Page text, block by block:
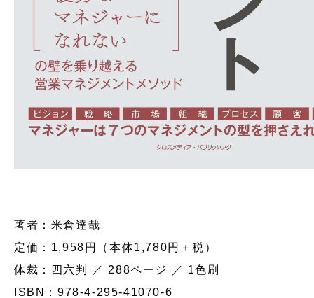
著者：米倉達哉
定価：1,958円（本体1,780円＋税）
体裁：四六判 ／ 288ページ ／ 1色刷
ISBN：978-4-295-41070-6